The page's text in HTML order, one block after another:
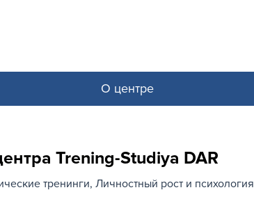
О центре
Trening-Studiya DAR
тренинги Личностный рост и психология